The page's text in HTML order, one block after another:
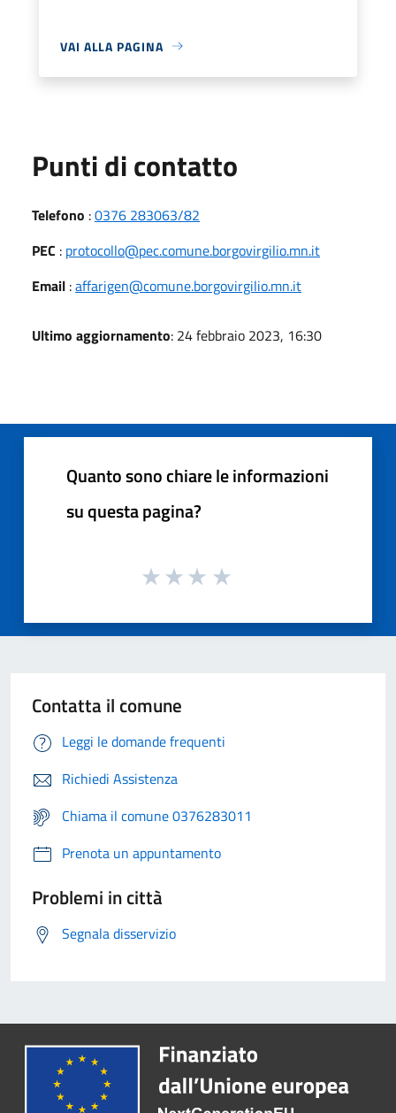
VAI ALLA PAGINA
Punti di contatto
Telefono :0376 283063/82
PEC : protocollo@pec.comune.borgovirgilio.mn.it
Email :affarigen@comune.borgovirgilio.mn.it
Ultimo aggiornamento: 24 febbraio 2023, 16:30
Quanto sono chiare le informazioni
su questa pagina?
Contatta il comune
Leggi le domande frequenti
Richiedi Assistenza
Chiama il comune 0376283011
Prenota un appuntamento
Problemi in città
Segnala disservizio